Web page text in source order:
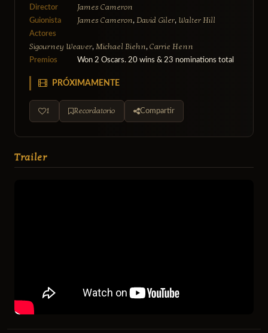
Director James Cameron
Guionista James Cameron, David Giler, Walter Hill
Actores
Sigourney Weaver, Michael Biehn, Carrie Henn
Premios Won 2 Oscars. 20 wins & 23 nominations total
PRÓXIMAMENTE
1 Recordatorio Compartir
Trailer